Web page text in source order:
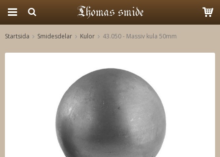
Startsida Smidesdelar Kulor 43.050 - Massiv kula 50mm